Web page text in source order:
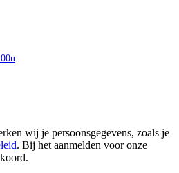
wij je persoonsgegevens, zoals je
. Bij het aanmelden voor onze